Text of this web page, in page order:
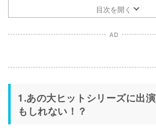
目次を開く
AD
1.あの大ヒットシリーズに出
もしれない！？